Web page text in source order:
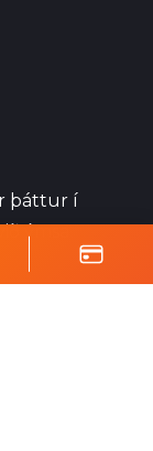
þáttur í
ýmsa